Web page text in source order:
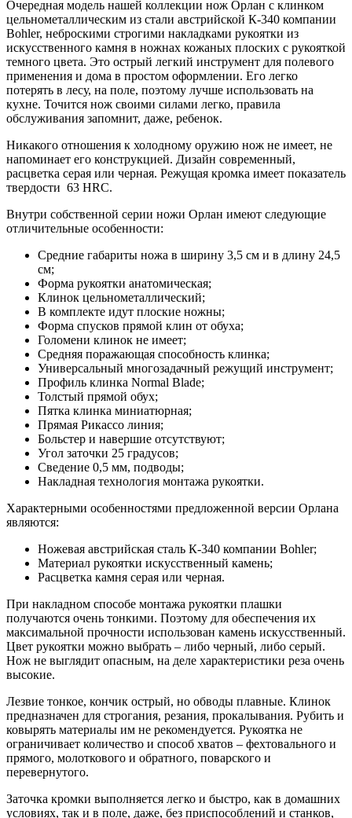
Очередная модель нашей коллекции нож Орлан с клинком
цельнометаллическим из стали австрийской К-340 компании
Bohler, неброскими строгими накладками рукоятки из
искусственного камня в ножнах кожаных плоских с рукояткой
темного цвета. Это острый легкий инструмент для полевого
применения и дома в простом оформлении. Его легко
потерять в лесу, на поле, поэтому лучше использовать на
кухне. Точится нож своими силами легко, правила
обслуживания запомнит, даже, ребенок.
Никакого отношения к холодному оружию нож не имеет, не
напоминает его конструкцией. Дизайн современный,
расцветка серая или черная. Режущая кромка имеет показатель
твердости 63 HRC.
Внутри собственной серии ножи Орлан имеют следующие
отличительные особенности:
Средние габариты ножа в ширину 3,5 см и в длину 24,5
см;
Форма рукоятки анатомическая;
Клинок цельнометаллический;
В комплекте идут плоские ножны;
Форма спусков прямой клин от обуха;
Голомени клинок не имеет;
Средняя поражающая способность клинка;
Универсальный многозадачный режущий инструмент;
Профиль клинка Normal Blade;
Толстый прямой обух;
Пятка клинка миниатюрная;
Прямая Рикассо линия;
Больстер и навершие отсутствуют;
Угол заточки 25 градусов;
Сведение 0,5 мм, подводы;
Накладная технология монтажа рукоятки.
Характерными особенностями предложенной версии Орлана
являются:
Ножевая австрийская сталь К-340 компании Bohler;
Материал рукоятки искусственный камень;
Расцветка камня серая или черная.
При накладном способе монтажа рукоятки плашки
получаются очень тонкими. Поэтому для обеспечения их
максимальной прочности использован камень искусственный.
Цвет рукоятки можно выбрать – либо черный, либо серый.
Нож не выглядит опасным, на деле характеристики реза очень
высокие.
Лезвие тонкое, кончик острый, но обводы плавные. Клинок
предназначен для строгания, резания, прокалывания. Рубить и
ковырять материалы им не рекомендуется. Рукоятка не
ограничивает количество и способ хватов – фехтовального и
прямого, молоткового и обратного, поварского и
перевернутого.
Заточка кромки выполняется легко и быстро, как в домашних
условиях, так и в поле, даже, без приспособлений и станков,